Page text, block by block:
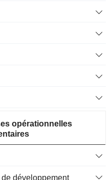
opérationnelles
développement